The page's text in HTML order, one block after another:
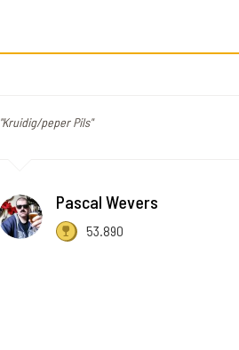
"Kruidig/peper Pils"
Pascal Wevers
53.890